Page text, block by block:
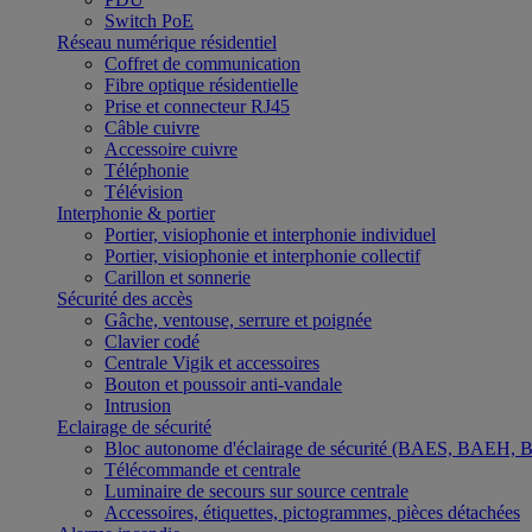
Switch PoE
Réseau numérique résidentiel
Coffret de communication
Fibre optique résidentielle
Prise et connecteur RJ45
Câble cuivre
Accessoire cuivre
Téléphonie
Télévision
Interphonie & portier
Portier, visiophonie et interphonie individuel
Portier, visiophonie et interphonie collectif
Carillon et sonnerie
Sécurité des accès
Gâche, ventouse, serrure et poignée
Clavier codé
Centrale Vigik et accessoires
Bouton et poussoir anti-vandale
Intrusion
Eclairage de sécurité
Bloc autonome d'éclairage de sécurité (BAES,
Télécommande et centrale
Luminaire de secours sur source centrale
Accessoires, étiquettes, pictogrammes, pièces détachées